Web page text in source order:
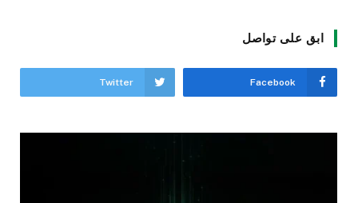
ابق على تواصل
Facebook
Twitter